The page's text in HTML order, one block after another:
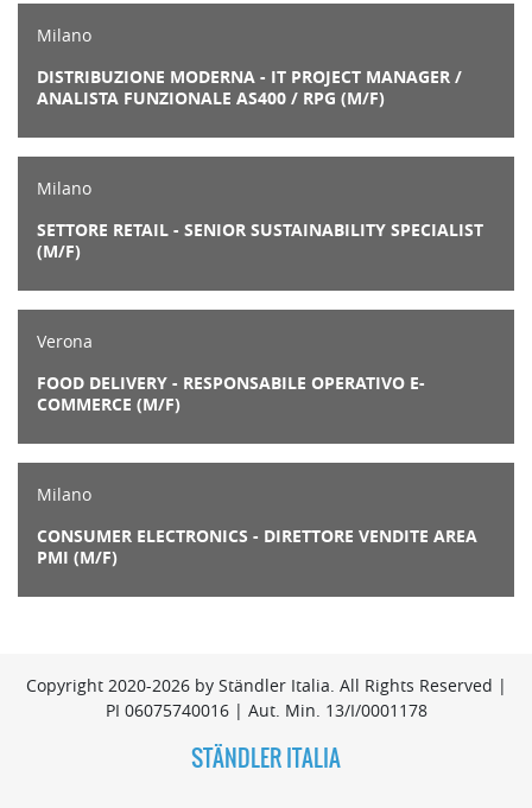
Milano
DISTRIBUZIONE MODERNA - IT PROJECT MANAGER /
ANALISTA FUNZIONALE AS400 / RPG (M/F)
Milano
SETTORE RETAIL - SENIOR SUSTAINABILITY SPECIALIST
(M/F)
Verona
FOOD DELIVERY - RESPONSABILE OPERATIVO E-
COMMERCE (M/F)
Milano
CONSUMER ELECTRONICS - DIRETTORE VENDITE AREA
PMI (M/F)
Copyright 2020-2026 by Ständler Italia. All Rights Reserved |
PI 06075740016 | Aut. Min. 13/I/0001178
STÄNDLER ITALIA